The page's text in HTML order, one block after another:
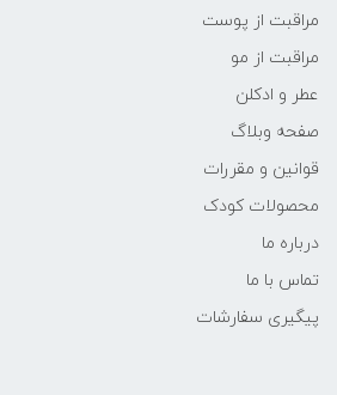
مراقبت از پوست
مراقبت از مو
عطر و ادکلن
صفحه وبلاگ
قوانین و مقررات
محصولات کودک
درباره ما
تماس با ما
پیگیری سفارشات